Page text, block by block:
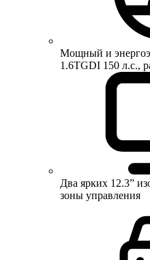
Мощный и
1.6TGDI 150 л.с.,
Два ярких 12.3”
зоны управления